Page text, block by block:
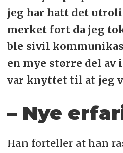
jeg har hatt det
merket fort da jeg
ble sivil
en mye større del
var knyttet til at jeg
– Nye
Han forteller at han